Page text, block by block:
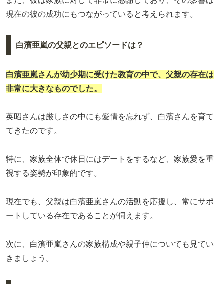
現在の彼の成功にもつながっていると考えられます。
白濱亜嵐の父親とのエピソードは？
白濱亜嵐さんが幼少期に受けた教育の中で、父親の存在は
非常に大きなものでした。
英昭さんは厳しさの中にも愛情を忘れず、白濱さんを育て
てきたのです。
特に、家族全体で休日にはデートをするなど、家族愛を重
視する姿勢が印象的です。
現在でも、父親は白濱亜嵐さんの活動を応援し、常にサポ
ートしている存在であることが伺えます。
次に、白濱亜嵐さんの家族構成や親子仲についても見てい
きましょう。